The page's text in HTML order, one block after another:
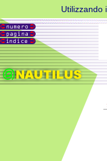
Utilizzando